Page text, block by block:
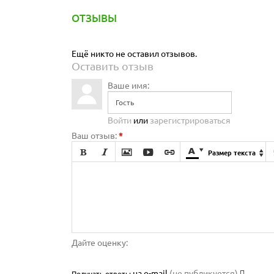
ОТЗЫВЫ
Ещё никто не оставил отзывов.
Оставить отзыв
Ваше имя:
Войти или зарегистрироваться
Ваш отзыв:*

      Размер текста 
Дайте оценку: